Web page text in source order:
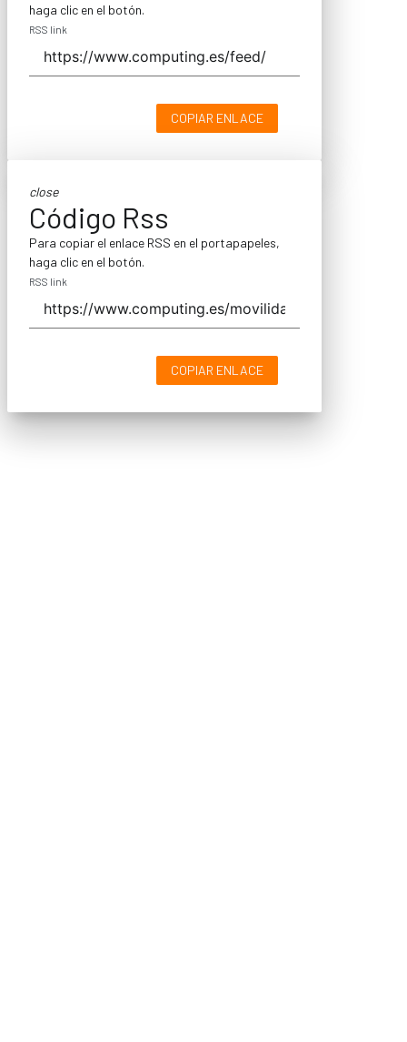
haga clic en el botón.
RSS link
COPIAR ENLACE
close
Código Rss
Para copiar el enlace RSS en el portapapeles,
haga clic en el botón.
RSS link
COPIAR ENLACE